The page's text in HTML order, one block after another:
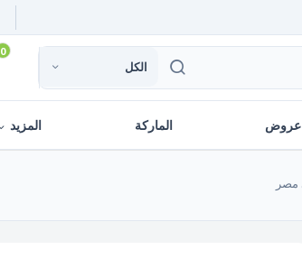
الكل
0
عروض الماركة المزيد